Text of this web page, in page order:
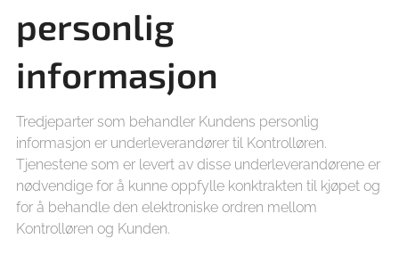
personlig
informasjon
Tredjeparter som behandler Kundens personlig
informasjon er underleverandører til Kontrolløren.
Tjenestene som er levert av disse underleverandørene er
nødvendige for å kunne oppfylle konktrakten til kjøpet og
for å behandle den elektroniske ordren mellom
Kontrolløren og Kunden.